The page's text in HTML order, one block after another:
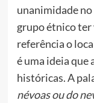
unanimidade
grupo étnico
referência o
é uma ideia que
históricas. A
névoas ou do